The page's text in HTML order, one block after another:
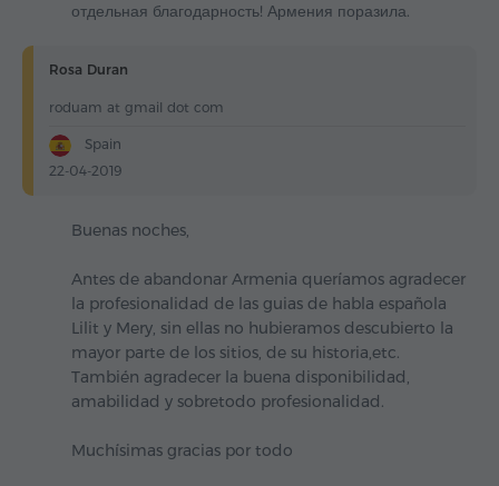
отдельная благодарность! Армения поразила.
Rosa Duran
roduam at gmail dot com
Spain
22-04-2019
Buenas noches,
Antes de abandonar Armenia queríamos agradecer
la profesionalidad de las guias de habla española
Lilit y Mery, sin ellas no hubieramos descubierto la
mayor parte de los sitios, de su historia,etc.
También agradecer la buena disponibilidad,
amabilidad y sobretodo profesionalidad.
Muchísimas gracias por todo